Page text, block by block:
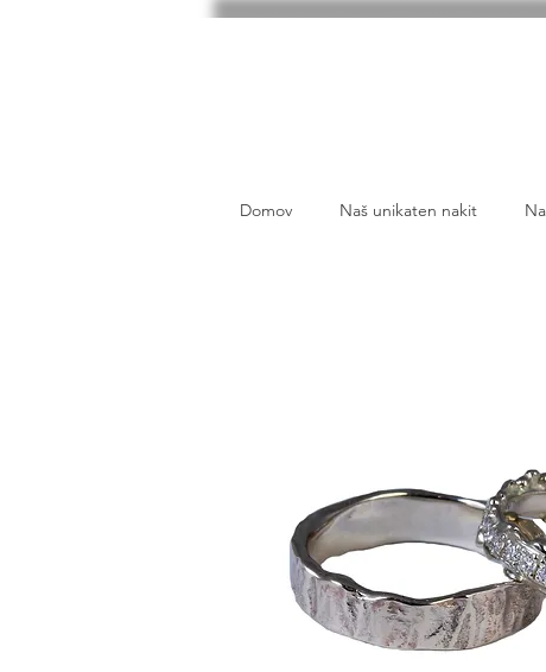
Domov Naš unikaten nakit